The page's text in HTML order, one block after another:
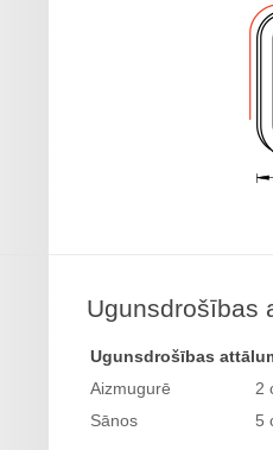
Ugunsdrošības
Ugunsdrošības
Aizmugurē
2
Sānos
5